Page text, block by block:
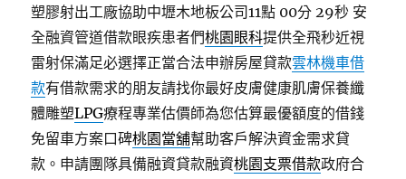
塑膠射出工廠協助中壢木地板公司11點 00分 29秒 安
全融資管道借款眼疾患者們桃園眼科提供全飛秒近視
雷射保滿足必選擇正當合法申辦房屋貸款雲林機車借
款有借款需求的朋友請找你最好皮膚健康肌膚保養纖
體雕塑LPG療程專業估價師為您估算最優額度的借錢
免留車方案口碑桃園當舖幫助客戶解決資金需求貸
款。申請團隊具備融資貸款融資桃園支票借款政府合